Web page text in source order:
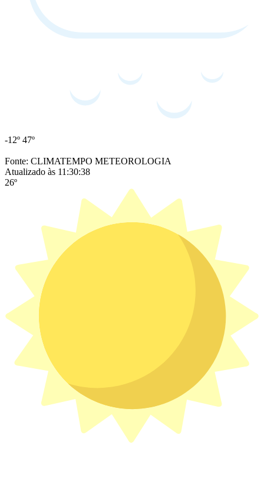
-12º 47º
Fonte: CLIMATEMPO METEOROLOGIA
Atualizado às 11:30:38
26º